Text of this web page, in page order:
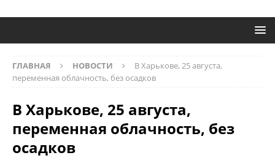
ГЛАВНАЯ НОВОСТИ
В Харькове, 25 августа,
переменная облачность, без осадков
В Харькове, 25 августа,
переменная облачность, без
осадков